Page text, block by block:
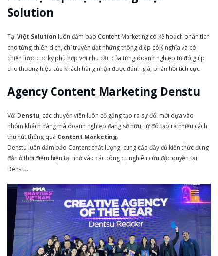
Solution
Tại Việt Solution luôn đảm bảo Content Marketing có kế hoạch phân tích
cho từng chiến dịch, chỉ truyền đạt những thông điệp có ý nghĩa và có
chiến lược cực kỳ phù hợp với nhu cầu của từng doanh nghiệp từ đó giúp
cho thương hiệu của khách hàng nhận được đánh giá, phản hồi tích cực.
Agency Content Marketing Denstu
Với Denstu, các chuyên viên luôn cố gắng tạo ra sự đổi mới dựa vào
nhóm khách hàng mà doanh nghiệp đang sỡ hữu, từ đó tạo ra nhiều cách
thu hút thông qua Content Marketing.
Denstu luôn đảm bảo Content chất lượng, cung cấp đầy đủ kiến thức đúng
đắn ở thời điểm hiện tại nhờ vào các công cụ nghiên cứu độc quyền tại
Denstu.